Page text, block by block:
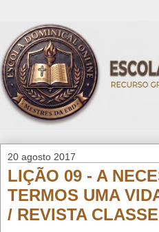
20 agosto 2017
LIÇÃO 09 - A
TERMOS UMA
/ REVISTA